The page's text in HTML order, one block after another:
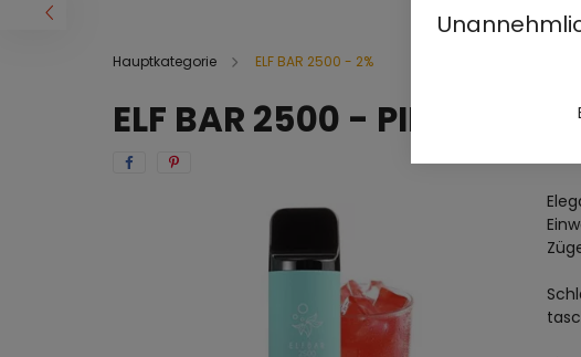
Hauptkategorie ELF BAR 2500 - 2%
ELF BAR 2500 - PINK